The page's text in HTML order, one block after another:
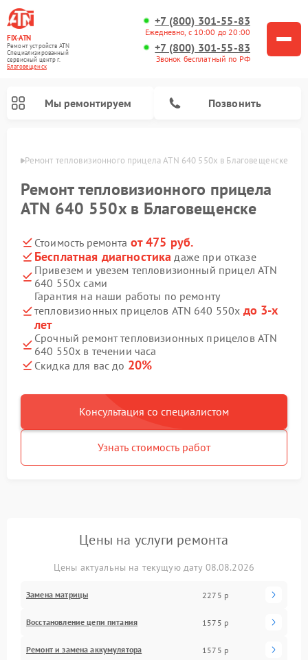
FIX-ATN
Ремонт устройств ATN
Специализированный
cервисный центр г.
Благовещенск
+7 (800) 301-55-83
Ежедневно, с 10:00 до 20:00
+7 (800) 301-55-83
Звонок бесплатный по РФ
Мы ремонтируем Позвонить
Ремонт тепловизионного прицела ATN 640 550x в Благовещенске
Ремонт тепловизионного прицела
ATN 640 550x в Благовещенске
Стоимость ремонта от 475 руб.
Бесплатная диагностика даже при отказе
Привезем и увезем тепловизионный прицел ATN
640 550x сами
Гарантия на наши работы по ремонту
тепловизионных прицелов ATN 640 550x до 3-х
лет
Срочный ремонт тепловизионных прицелов ATN
640 550x в течении часа
Скидка для вас до 20%
Консультация со специалистом
Узнать стоимость работ
Цены на услуги ремонта
Цены актуальны на текущую дату 08.08.2026
Замена матрицы 2275 р
Восстановление цепи питания 1575 р
Ремонт и замена аккумулятора 1575 р